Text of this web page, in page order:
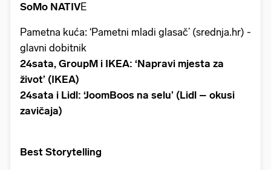
SoMo NATIVE
Pametna kuća: ‘Pametni mladi glasač’ (srednja.hr) -
glavni dobitnik
24sata, GroupM i IKEA: ‘Napravi mjesta za
život’ (IKEA)
24sata i Lidl: ‘JoomBoos na selu’ (Lidl – okusi
zavičaja)
Best Storytelling